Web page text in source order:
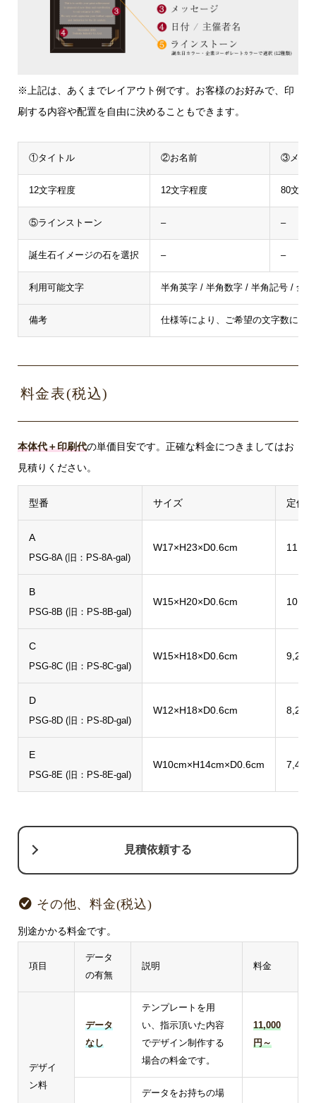
※上記は、あくまでレイアウト例です。お客様のお好みで、印
刷する内容や配置を自由に決めることもできます。
①タイトル ②お名前 ③メッ
12文字程度 12文字程度 80文字
⑤ラインストーン – –
誕生石イメージの石を選択 – –
利用可能文字 半角英字 / 半角数字 / 半角記号 / 全角
備考 仕様等により、ご希望の文字数にで
料金表(税込)
本体代＋印刷代の単価目安です。正確な料金につきましてはお
見積りください。
型番 サイズ 定価
A
PSG-8A (旧：PS-8A-gal)
W17×H23×D0.6cm
B
PSG-8B (旧：PS-8B-gal)
W15×H20×D0.6cm
C
PSG-8C (旧：PS-8C-gal)
W15×H18×D0.6cm 9,240
D
PSG-8D (旧：PS-8D-gal)
W12×H18×D0.6cm 8,250
E
PSG-8E (旧：PS-8E-gal)
W10cm×H14cm×D0.6cm 7,480
見積依頼する
その他、料金(税込)
別途かかる料金です。
項目
データ
の有無
説明 料金
デザイ
ン料
データ
なし
テンプレートを用
い、指示頂いた内容
でデザイン制作する
場合の料金です。
11,000
円～
データをお持ちの場